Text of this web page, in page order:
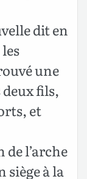
dit en
une
fils,
et
l’arche
siège à la